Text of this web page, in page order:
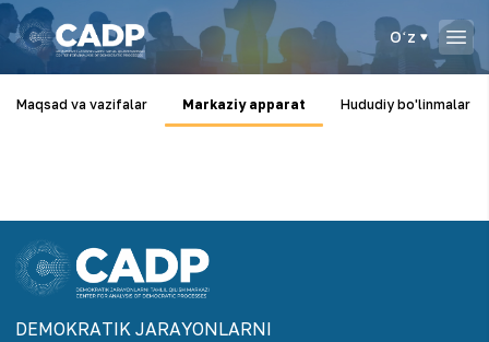
Oʻz
Maqsad va vazifalar Markaziy apparat Hududiy bo'linmalar
DEMOKRАTIK JАRАYONLАRNI